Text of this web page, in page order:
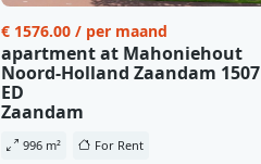
€ 1576.00 / per maand
apartment at Mahoniehout
Noord-Holland Zaandam 1507
ED
Zaandam
996 m² For Rent